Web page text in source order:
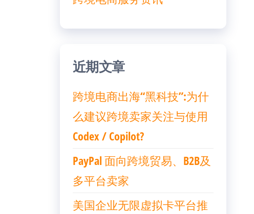
近期文章
跨境电商出海“黑科技”:为什
么建议跨境卖家关注与使用
Codex / Copilot?
PayPal 面向跨境贸易、B2B及
多平台卖家
美国企业无限虚拟卡平台推